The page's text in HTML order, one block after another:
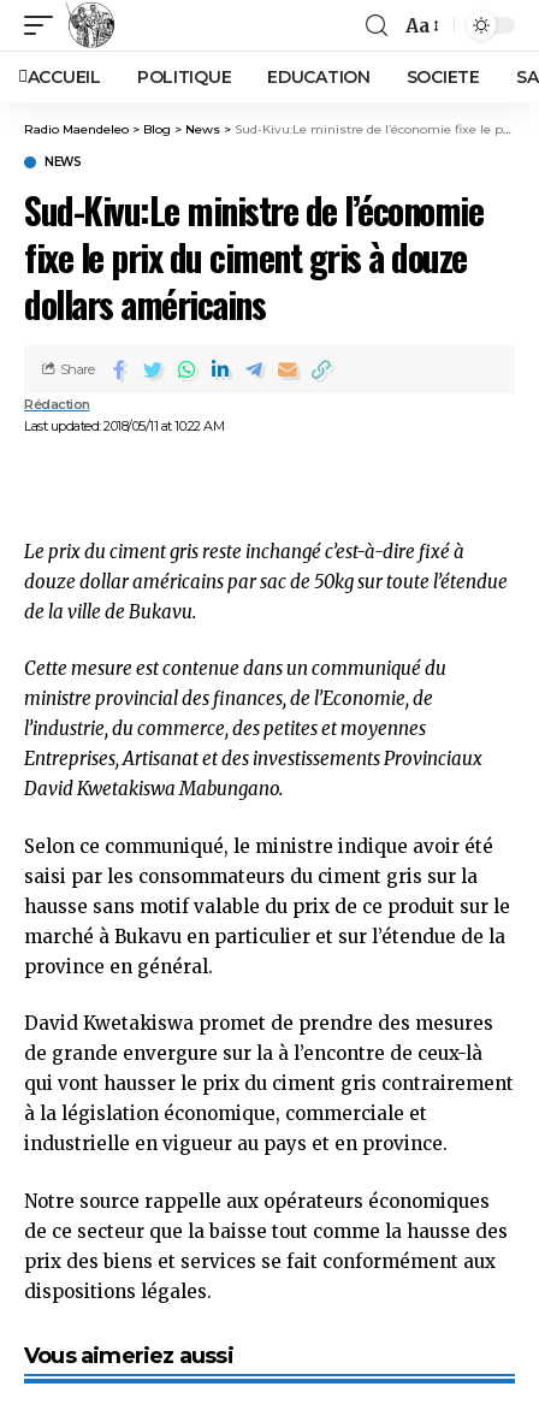
Aa
ACCUEIL POLITIQUE EDUCATION SOCIETE
Radio Maendeleo > Blog > News > Sud-Kivu:Le ministre de l’économie fixe le prix du ciment gris à douze dollars américains
NEWS
Sud-Kivu:Le ministre de l’économie
fixe le prix du ciment gris à douze
dollars américains
Last updated: 2018/05/11 at 10:22 AM
Rédaction
Share
Le prix du ciment gris reste inchangé c’est-à-dire fixé à
douze dollar américains par sac de 50kg sur toute l’étendue
de la ville de Bukavu.
Cette mesure est contenue dans un communiqué du
ministre provincial des finances, de l’Economie, de
l’industrie, du commerce, des petites et moyennes
Entreprises, Artisanat et des investissements Provinciaux
David Kwetakiswa Mabungano.
Selon ce communiqué, le ministre indique avoir été
saisi par les consommateurs du ciment gris sur la
hausse sans motif valable du prix de ce produit sur le
marché à Bukavu en particulier et sur l’étendue de la
province en général.
David Kwetakiswa promet de prendre des mesures
de grande envergure sur la à l’encontre de ceux-là
qui vont hausser le prix du ciment gris contrairement
à la législation économique, commerciale et
industrielle en vigueur au pays et en province.
Notre source rappelle aux opérateurs économiques
de ce secteur que la baisse tout comme la hausse des
prix des biens et services se fait conformément aux
dispositions légales.
Vous aimeriez aussi